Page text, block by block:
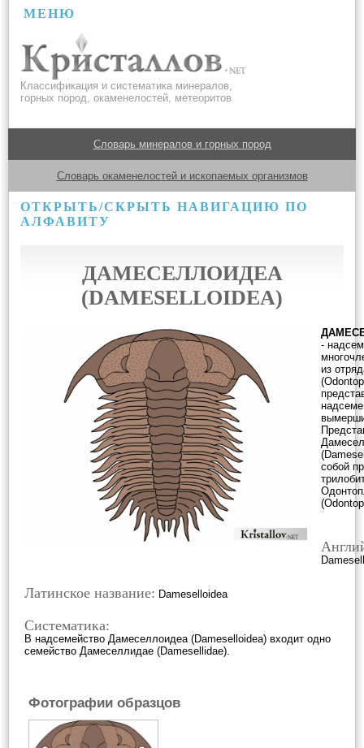
МЕНЮ
Классификация и систематика минералов,
горных пород, окаменелостей, метеоритов
Словарь минералов и горных пород
Словарь окаменелостей и ископаемых организмов
ОТКРЫТЬ/СКРЫТЬ НАВИГАЦИЮ ПО
АЛФАВИТУ
ДАМЕСЕЛЛОИДЕА
(DAMESELLOIDEA)
-
из
собой
Латинское название: Dameselloidea
Систематика:
В надсемейство Дамеселлоидеа (Dameselloidea) входит одно
семейство Дамеселлидае (Damesellidae).
Фотографии образцов